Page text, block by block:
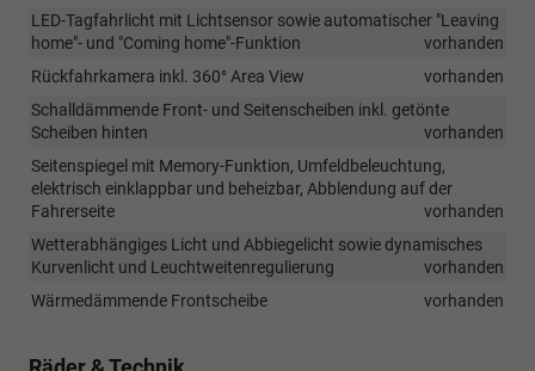
LED-Tagfahrlicht mit Lichtsensor sowie automatischer "Leaving
home"- und "Coming home"-Funktion
vorhanden
Rückfahrkamera inkl. 360° Area View
vorhanden
Schalldämmende Front- und Seitenscheiben inkl. getönte
Scheiben hinten
vorhanden
Seitenspiegel mit Memory-Funktion, Umfeldbeleuchtung,
elektrisch einklappbar und beheizbar, Abblendung auf der
Fahrerseite
vorhanden
Wetterabhängiges Licht und Abbiegelicht sowie dynamisches
Kurvenlicht und Leuchtweitenregulierung
vorhanden
Wärmedämmende Frontscheibe
vorhanden